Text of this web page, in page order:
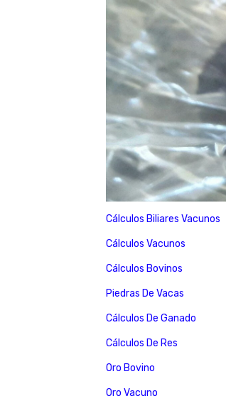
Cálculos Biliares Vacunos
Cálculos Vacunos
Cálculos Bovinos
Piedras De Vacas
Cálculos De Ganado
Cálculos De Res
Oro Bovino
Oro Vacuno